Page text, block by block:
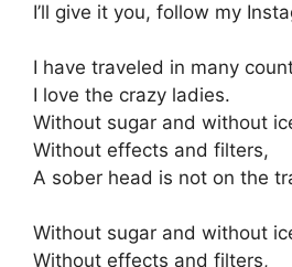
I’ll give it you, follow my
I have traveled in many
I love the crazy ladies.
Without sugar and without
Without effects and filters,
A sober head is not on the
Without sugar and without
Without effects and filters,